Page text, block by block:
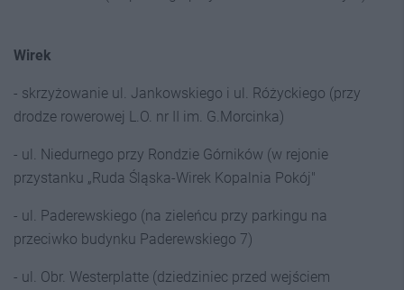
Wirek
- skrzyżowanie ul. Jankowskiego i ul. Różyckiego (przy
drodze rowerowej L.O. nr II im. G.Morcinka)
- ul. Niedurnego przy Rondzie Górników (w rejonie
przystanku „Ruda Śląska-Wirek Kopalnia Pokój"
- ul. Paderewskiego (na zieleńcu przy parkingu na
przeciwko budynku Paderewskiego 7)
- ul. Obr. Westerplatte (dziedziniec przed wejściem